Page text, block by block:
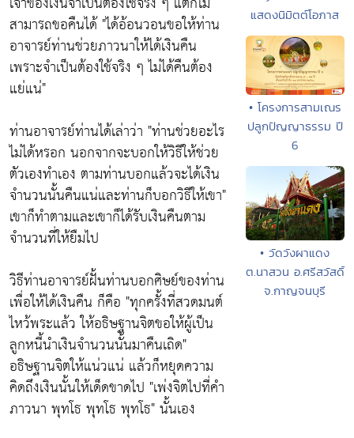
สามารถขอคืนได้"ได้อ้อนวอนขอให้ท่าน
อาจารย์ท่านช่วยภาวนาให้ได้เงินคืน
เพราะจำเป็นต้องใช้จริง ๆ ไม่ได้คืนต้อง
แย่แน่"
ท่านอาจารย์ท่านได้เล่าว่า "ท่านช่วยอะไร
ไม่ได้หรอก นอกจากจะบอกให้วิธีให้ช่วย
ตัวเองทำเอง ตามท่านบอกแล้วจะได้เงิน
จำนวนนั้นคืนแน่และท่านก็บอกวิธีให้เขา"
เขาก็ทำตามและเขาก็ได้รับเงินคืนตาม
จำนวนที่ให้ยืมไป
วิธีท่านอาจารย์ฝั้นท่านบอกศิษย์ของท่าน
เพื่อให้ได้เงินคืน ก็คือ "ทุกครั้งที่สวดมนต์
ไหว้พระแล้ว ให้อธิษฐานจิตขอให้ผู้เป็น
ลูกหนี้นำเงินจำนวนนั้นมาคืนเถิด"
อธิษฐานจิตให้แน่วแน่ แล้วก็หยุดความ
คิดถึงเงินนั้นให้เด็ดขาดไป "เพ่งจิตไปที่คำ
ภาวนา พุทโธ พุทโธ พุทโธ"นั้นเอง
แสดงนิมิตต์โอภาส
• โครงการสามเณร
ปลูกปัญญาธรรม ปี
6
• วัดวังผาแดง
ต.นาสวน อ.ศรีสวัสดิ์
จ.กาญจนบุรี